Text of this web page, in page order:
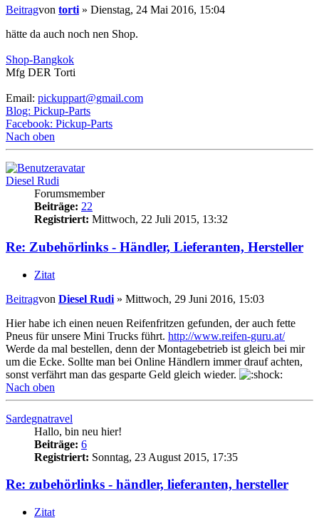
Beitragvon torti » Dienstag, 24 Mai 2016, 15:04
hätte da auch noch nen Shop.
Shop-Bangkok
Mfg DER Torti
Email: pickuppart@gmail.com
Blog: Pickup-Parts
Facebook: Pickup-Parts
Nach oben
Diesel Rudi
Forumsmember
Beiträge: 22
Registriert: Mittwoch, 22 Juli 2015, 13:32
Re: Zubehörlinks - Händler, Lieferanten, Hersteller
Zitat
Beitragvon Diesel Rudi » Mittwoch, 29 Juni 2016, 15:03
Hier habe ich einen neuen Reifenfritzen gefunden, der auch fette
Pneus für unsere Mini Trucks führt. http://www.reifen-guru.at/
Werde da mal bestellen, denn der Montagebetrieb ist gleich bei mir
um die Ecke. Sollte man bei Online Händlern immer drauf achten,
sonst verfährt man das gesparte Geld gleich wieder.
Nach oben
Sardegnatravel
Hallo, bin neu hier!
Beiträge: 6
Registriert: Sonntag, 23 August 2015, 17:35
Re: zubehörlinks - händler, lieferanten, hersteller
Zitat